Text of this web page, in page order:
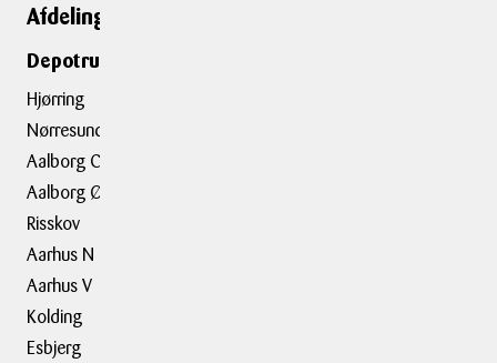
Afdelinger
Depotrumsafdelinger
Hjørring
Nørresundby
Aalborg C
Aalborg Ø
Risskov
Aarhus N
Aarhus V
Kolding
Esbjerg